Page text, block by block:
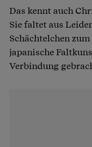
Das kennt auch
Sie faltet aus
Schächtelchen
japanische
Verbindung